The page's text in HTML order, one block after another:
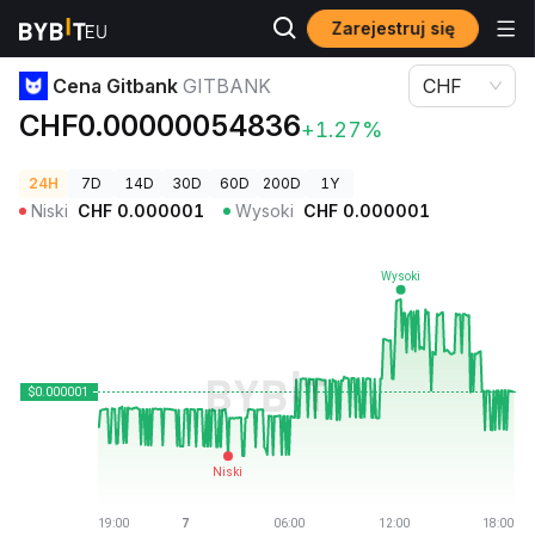
Zarejestruj się
Ceny kryptowalut Cena Gitbank GITBANK
Cena Gitbank GITBANK
CHF0.00000054836+1.27%
CHF
24H 7D 14D 30D 60D 200D 1Y
Niski CHF 0.000001 Wysoki CHF 0.000001